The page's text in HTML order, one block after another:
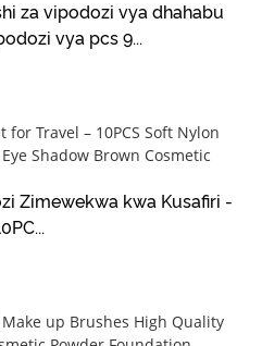
za vipodozi vya dhahabu
vya pcs 9...
Zimewekwa kwa Kusafiri -